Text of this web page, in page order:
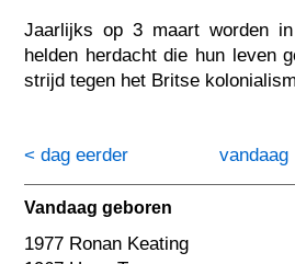
Jaarlijks op 3 maart worden
helden herdacht die hun leven
strijd tegen het Britse
< dag eerder vandaag
Vandaag geboren
1977 Ronan Keating